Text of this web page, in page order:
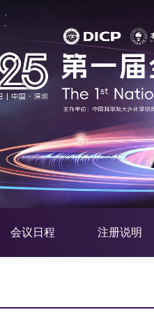
会议日程 注册说明